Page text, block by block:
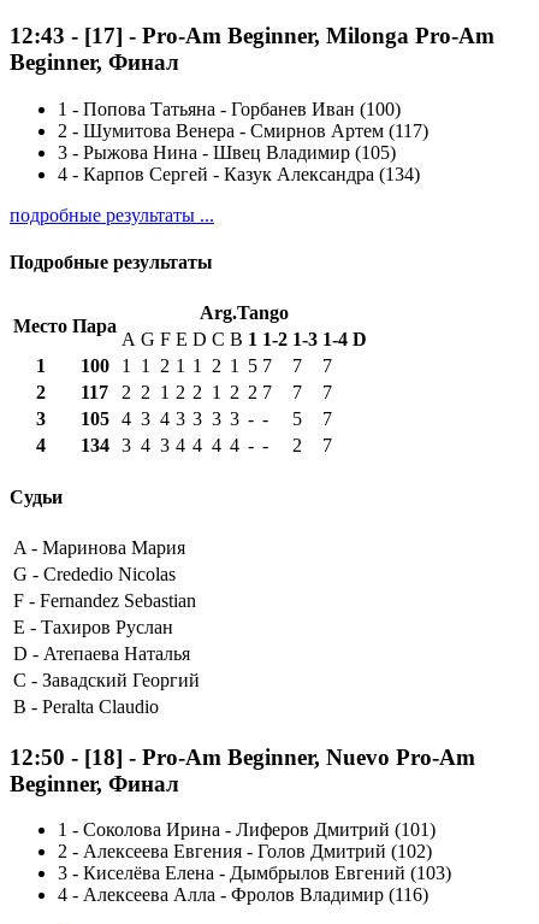
12:43 - [17] - Pro-Am Beginner, Milonga Pro-Am
Beginner, Финал
1 - Попова Татьяна - Горбанев Иван (100)
2 - Шумитова Венера - Смирнов Артем (117)
3 - Рыжова Нина - Швец Владимир (105)
4 - Карпов Сергей - Казук Александра (134)
подробные результаты ...
Подробные результаты
Место Пара
Arg.Tango
A G F E D C B 1 1-2 1-3 1-4 D
1
100 1 1 2 1 1 2 1 5 7 7
7
2
117 2 2 1 2 2 1 2 2 7 7
7
3
105 4 3 4 3 3 3 3 - - 5
7
4
134 3 4 3 4 4 4 4 - - 2 7
Судьи
A - Маринова Мария
G - Crededio Nicolas
F - Fernandez Sebastian
E - Тахиров Руслан
D - Атепаева Наталья
C - Завадский Георгий
B - Peralta Claudio
12:50 - [18] - Pro-Am Beginner, Nuevo Pro-Am
Beginner, Финал
1 - Соколова Ирина - Лиферов Дмитрий (101)
2 - Алексеева Евгения - Голов Дмитрий (102)
3 - Киселёва Елена - Дымбрылов Евгений (103)
4 - Алексеева Алла - Фролов Владимир (116)